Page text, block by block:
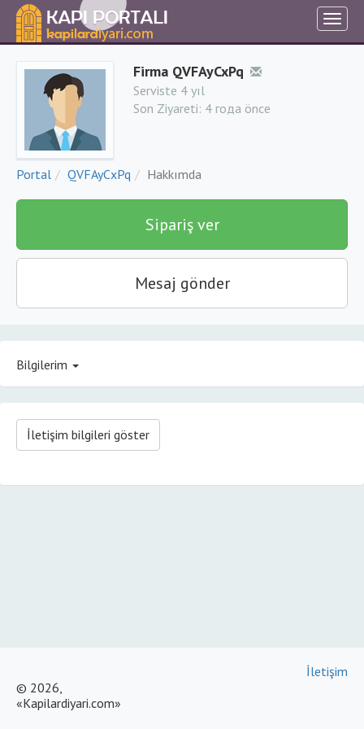
Firma QVFAyCxPq
Serviste 4 yıl
Son Ziyareti: 4 года önce
Portal QVFAyCxPq Hakkımda
Sipariş ver
Mesaj gönder
Bilgilerim
İletişim bilgileri göster
© 2026,
«Kapilardiyari.com»
İletişim